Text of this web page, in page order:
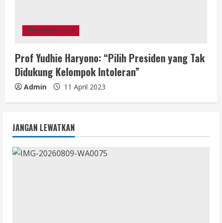
Uncategorized
Prof Yudhie Haryono: “Pilih Presiden yang Tak
Didukung Kelompok Intoleran”
Admin 11 April 2023
JANGAN LEWATKAN